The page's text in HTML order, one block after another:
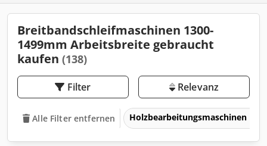
Breitbandschleifmaschinen 1300-
1499mm Arbeitsbreite gebraucht
kaufen (138)
Filter Relevanz
Alle Filter entfernen Holzbearbeitungsmaschinen